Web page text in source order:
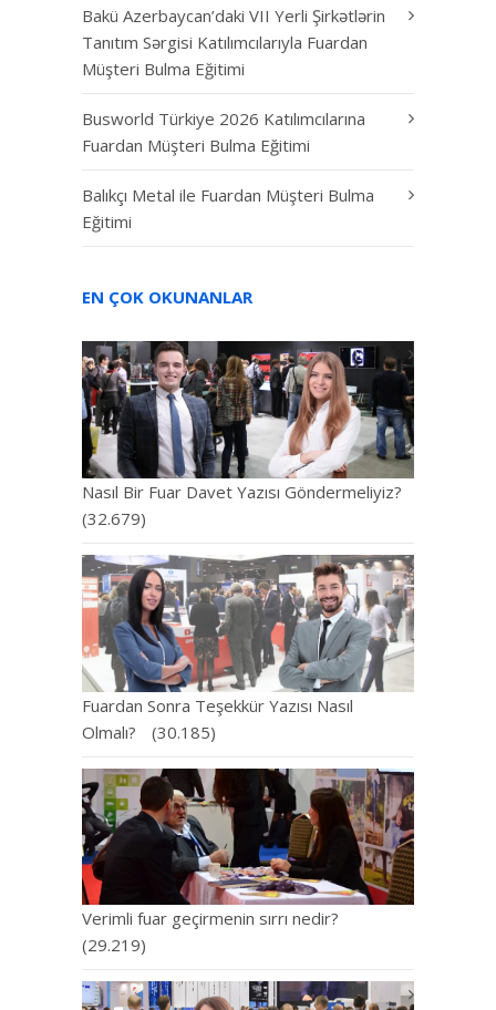
Bakü Azerbaycan’daki VII Yerli Şirkətlərin
Tanıtım Sərgisi Katılımcılarıyla Fuardan
Müşteri Bulma Eğitimi
Busworld Türkiye 2026 Katılımcılarına
Fuardan Müşteri Bulma Eğitimi
Balıkçı Metal ile Fuardan Müşteri Bulma
Eğitimi
EN ÇOK OKUNANLAR
Nasıl Bir Fuar Davet Yazısı Göndermeliyiz?
(32.679)
Fuardan Sonra Teşekkür Yazısı Nasıl
Olmalı?
(30.185)
Verimli fuar geçirmenin sırrı nedir?
(29.219)